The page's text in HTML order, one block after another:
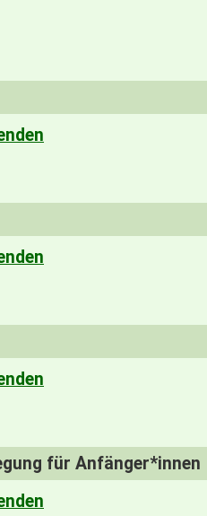
für Anfänger*innen